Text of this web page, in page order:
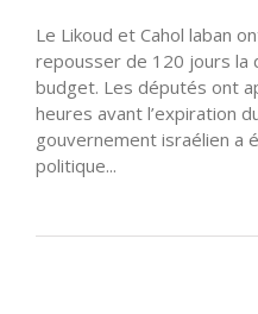
Le Likoud et Cahol laban
repousser de 120 jours la
budget. Les députés ont
heures avant l’expiration
gouvernement israélien a
politique...